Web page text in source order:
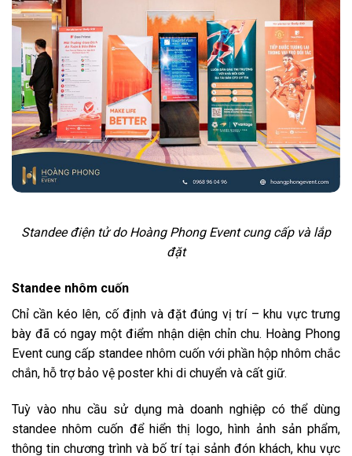
Standee điện tử do Hoàng Phong Event cung cấp và lắp
đặt
Standee nhôm cuốn
Chỉ cần kéo lên, cố định và đặt đúng vị trí – khu vực trưng
bày đã có ngay một điểm nhận diện chỉn chu. Hoàng Phong
Event cung cấp standee nhôm cuốn với phần hộp nhôm chắc
chắn, hỗ trợ bảo vệ poster khi di chuyển và cất giữ.
Tuỳ vào nhu cầu sử dụng mà doanh nghiệp có thể dùng
standee nhôm cuốn để hiển thị logo, hình ảnh sản phẩm,
thông tin chương trình và bố trí tại sảnh đón khách, khu vực